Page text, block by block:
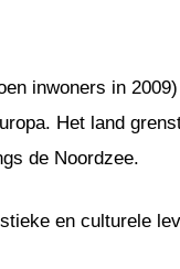
inwoners in
Het land
de Noordzee.
en culturele